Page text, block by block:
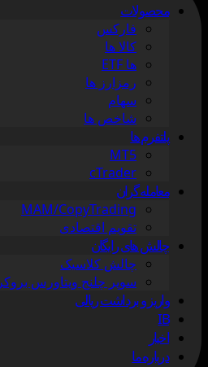
محصولات
فارکس
کالا ها
ها ETF
رمزارز ها
سهام
شاخص ها
پلتفرم ها
MT5
cTrader
معامله گران
MAM/CopyTrading
تقویم اقتصادی
چالش های رایگان
چالش کلاسیک
سوپر چلنج ویتاورس بروکر
واریز و برداشت ریالی
IB
اخبار
درباره ما